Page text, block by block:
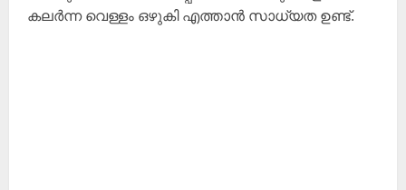
കലർന്ന വെള്ളം ഒഴുകി എത്താൻ സാധ്യത ഉണ്ട്.